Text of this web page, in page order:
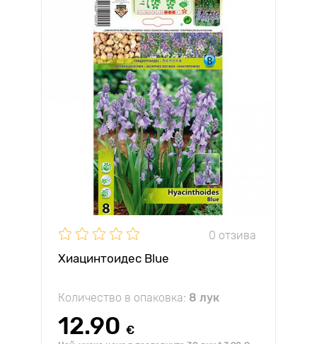
0 отзива
Хиацинтоидес Blue
Количество в опаковка: 8 лук
12.90 €